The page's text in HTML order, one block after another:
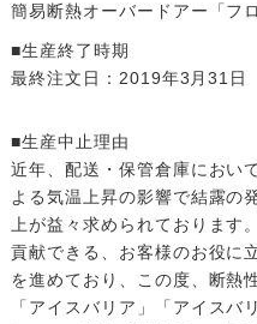
簡易断熱オーバードアー「フ
■生産終了時期
最終注文日：2019年3月31日
■生産中止理由
近年、配送・保管倉庫におい
よる気温上昇の影響で結露の
上が益々求められております
貢献できる、お客様のお役に
を進めており、この度、断熱
「アイスバリア」「アイスバ